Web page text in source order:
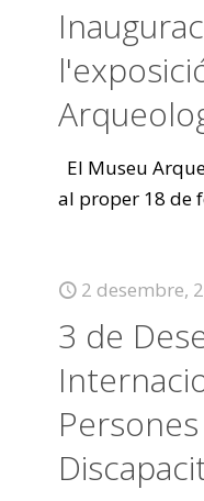
El Museu
al proper 18 de
2 desembre,
3 de